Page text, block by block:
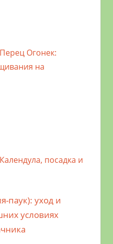
Перец Огонек:
на
Календула, посадка и
паук): уход и
условиях